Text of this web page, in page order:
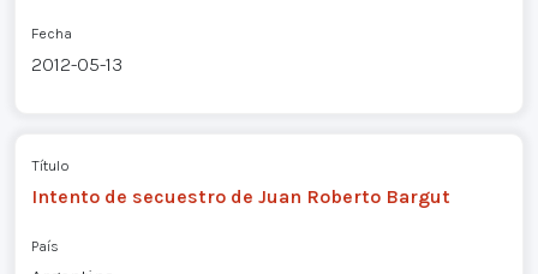
Fecha
2012-05-13
Título
Intento de secuestro de Juan Roberto Bargut
País